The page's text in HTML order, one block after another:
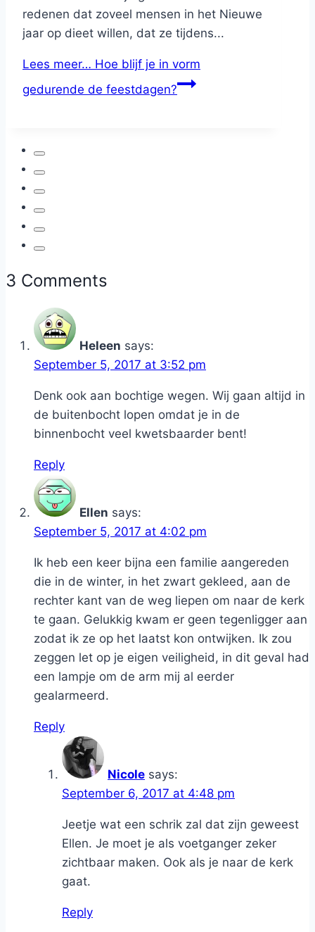
redenen dat zoveel mensen in het Nieuwe
jaar op dieet willen, dat ze tijdens...
Lees meer… Hoe blijf je in vorm
gedurende de feestdagen?
3 Comments
Heleen says:
September 5, 2017 at 3:52 pm
Denk ook aan bochtige wegen. Wij gaan altijd in
de buitenbocht lopen omdat je in de
binnenbocht veel kwetsbaarder bent!
Reply
Ellen says:
September 5, 2017 at 4:02 pm
Ik heb een keer bijna een familie aangereden
die in de winter, in het zwart gekleed, aan de
rechter kant van de weg liepen om naar de kerk
te gaan. Gelukkig kwam er geen tegenligger aan
zodat ik ze op het laatst kon ontwijken. Ik zou
zeggen let op je eigen veiligheid, in dit geval had
een lampje om de arm mij al eerder
gealarmeerd.
Reply
Nicole says:
September 6, 2017 at 4:48 pm
Jeetje wat een schrik zal dat zijn geweest
Ellen. Je moet je als voetganger zeker
zichtbaar maken. Ook als je naar de kerk
gaat.
Reply